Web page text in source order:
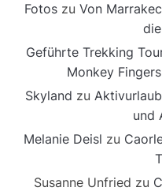
Fotoszu Von
Geführte Trekking
Monkey
Skyland zu
und
Melanie Deisl zu
Susanne Unfried zu